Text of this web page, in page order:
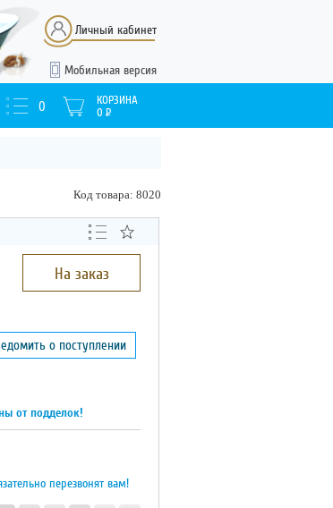
Мобильная версия
Личный кабинет
0
КОРЗИНА
0 Р
Код товара: 8020
На заказ
о поступлении
от подделок!
перезвонят вам!